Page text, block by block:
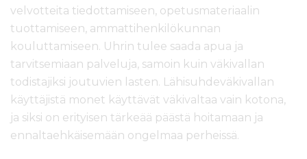
velvotteita tiedottamiseen, opetusmateriaalin
tuottamiseen, ammattihenkilökunnan
kouluttamiseen. Uhrin tulee saada apua ja
tarvitsemiaan palveluja, samoin kuin väkivallan
todistajiksi joutuvien lasten. Lähisuhdeväkivallan
käyttäjistä monet käyttävät väkivaltaa vain kotona,
ja siksi on erityisen tärkeää päästä hoitamaan ja
ennaltaehkäisemään ongelmaa perheissä.